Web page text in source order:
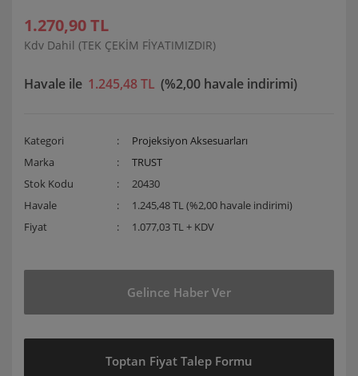
1.270,90 TL
Kdv Dahil (TEK ÇEKİM FİYATIMIZDIR)
Havale ile 1.245,48 TL (%2,00 havale indirimi)
Kategori
Projeksiyon Aksesuarları
Marka
TRUST
Stok Kodu
20430
Havale
1.245,48 TL (%2,00 havale indirimi)
Fiyat
1.077,03 TL + KDV
Gelince Haber Ver
Toptan Fiyat Talep Formu